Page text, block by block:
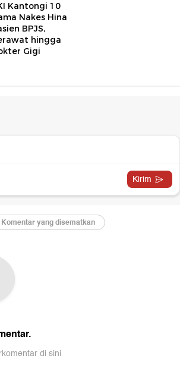
Kantongi 10
Nakes Hina
BPJS,
hingga
Gigi